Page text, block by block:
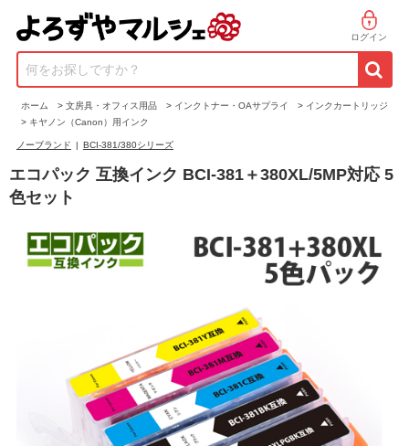
ログイン
何をお探しですか？
ホーム > 文房具・オフィス用品 > インクトナー・OAサプライ > インクカートリッジ
> キヤノン（Canon）用インク
ノーブランド | BCI-381/380シリーズ
エコパック 互換インク BCI-381＋380XL/5MP対応 5
色セット